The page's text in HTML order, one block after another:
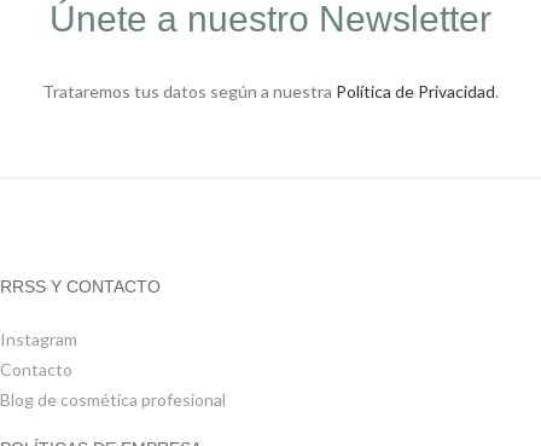
Únete a nuestro Newsletter
Trataremos tus datos según a nuestra Política de Privacidad.
RRSS Y CONTACTO
Instagram
Contacto
Blog de cosmética profesional